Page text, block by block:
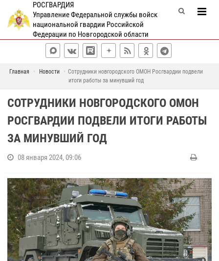
РОСГВАРДИЯ
Управление Федеральной службы войск
национальной гвардии Российской
Федерации по Новгородской области
Главная Новости
Сотрудники новгородского ОМОН Росгвардии подвели
итоги работы за минувший год
СОТРУДНИКИ НОВГОРОДСКОГО ОМОН
РОСГВАРДИИ ПОДВЕЛИ ИТОГИ РАБОТЫ
ЗА МИНУВШИЙ ГОД
08 января 2024, 09:06